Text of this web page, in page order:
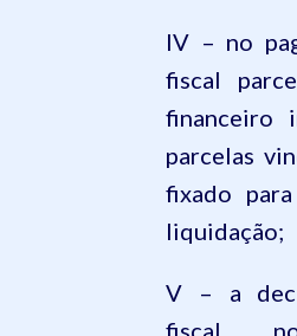
IV – no
fiscal
financeiro
parcelas
fixado
liquidação;
V – a
fiscal